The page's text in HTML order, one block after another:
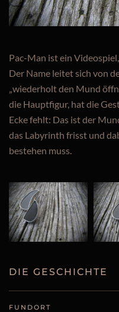
Pac-Man ist ein
Der Name leitet sich von
„wiederholt den Mund
die Hauptfigur, hat die
Ecke fehlt: Das ist der
das Labyrinth frisst und
bestehen muss.
DIE GESCHICHTE
FUNDORT